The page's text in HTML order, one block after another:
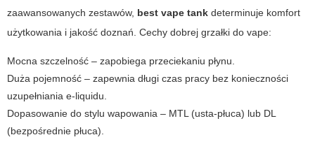
zaawansowanych zestawów, best vape tank determinuje komfort
użytkowania i jakość doznań. Cechy dobrej grzałki do vape:
Mocna szczelność – zapobiega przeciekaniu płynu.
Duża pojemność – zapewnia długi czas pracy bez konieczności
uzupełniania e-liquidu.
Dopasowanie do stylu wapowania – MTL (usta-płuca) lub DL
(bezpośrednie płuca).